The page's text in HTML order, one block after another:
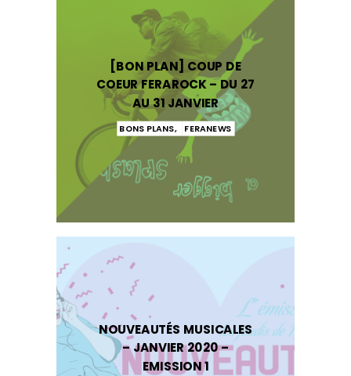
[BON PLAN] COUP DE
COEUR FERAROCK – DU 27
AU 31 JANVIER
BONS PLANS, FERANEWS
NOUVEAUTÉS MUSICALES
– JANVIER 2020 –
EMISSION 1